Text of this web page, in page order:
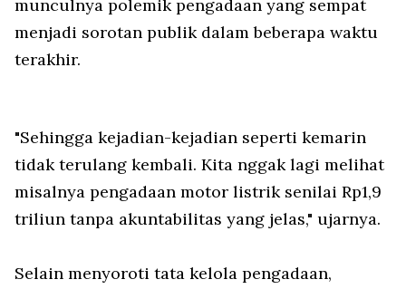
munculnya polemik pengadaan yang sempat
menjadi sorotan publik dalam beberapa waktu
terakhir.
"Sehingga kejadian-kejadian seperti kemarin
tidak terulang kembali. Kita nggak lagi melihat
misalnya pengadaan motor listrik senilai Rp1,9
triliun tanpa akuntabilitas yang jelas," ujarnya.
Selain menyoroti tata kelola pengadaan,